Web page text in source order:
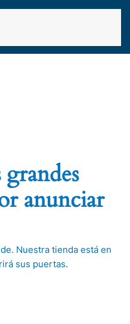
anunciar
Nuestra tienda está en
sus puertas.